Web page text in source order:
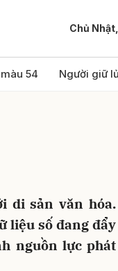
Chủ Nhật,
54 Người giữ
di sản văn hóa.
liệu số đang đẩy
nguồn lực phát
Hủy